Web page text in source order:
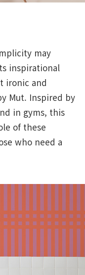
may
inspirational
ironic and
Mut. Inspired by
in gyms, this
of these
who need a